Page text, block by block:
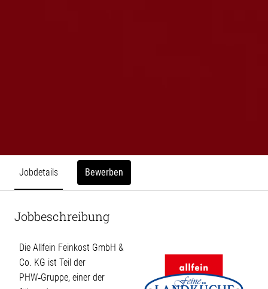
Jobdetails Bewerben
Jobbeschreibung
Die Allfein Feinkost GmbH &
Co. KG ist Teil der
PHW‑Gruppe, einer der